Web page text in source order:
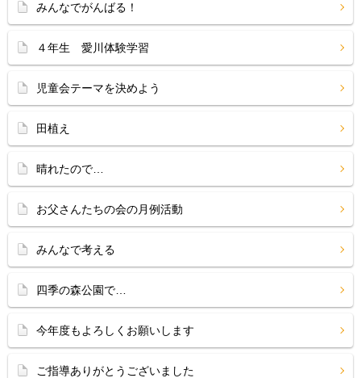
みんなでがんばる！
４年生 愛川体験学習
児童会テーマを決めよう
田植え
晴れたので…
お父さんたちの会の月例活動
みんなで考える
四季の森公園で…
今年度もよろしくお願いします
ご指導ありがとうございました